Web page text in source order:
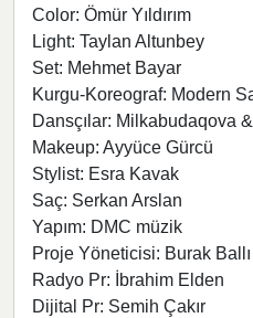
Color: Ömür Yıldırım
Light: Taylan Altunbey
Set: Mehmet Bayar
Kurgu-Koreograf: Modern
Dansçılar: Milkabudaqova
Makeup: Ayyüce Gürcü
Stylist: Esra Kavak
Saç: Serkan Arslan
Yapım: DMC müzik
Proje Yöneticisi: Burak Ballı
Radyo Pr: İbrahim Elden
Dijital Pr: Semih Çakır